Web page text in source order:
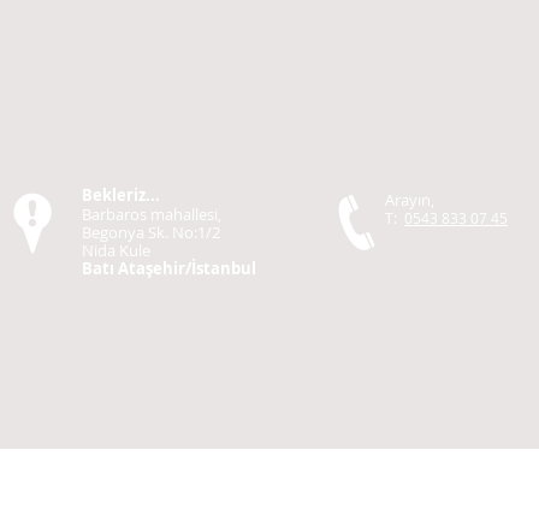
Bekleriz...
Barbaros mahallesi,
Begonya Sk. No:1/2
Nida Kule
Batı Ataşehir/İstanbul
Arayın,
T: 0543 833 07 45